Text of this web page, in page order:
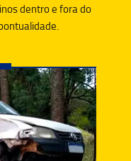
dentro e fora do